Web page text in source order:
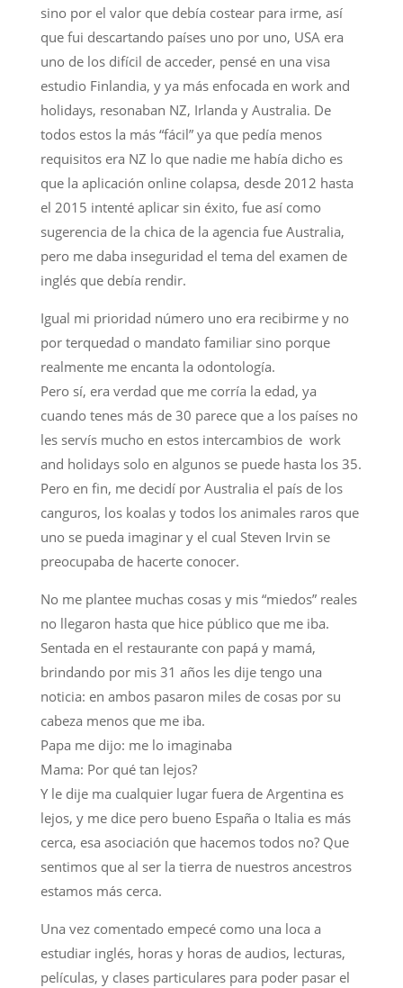
sino por el valor que debía costear para irme, así
que fui descartando países uno por uno, USA era
uno de los difícil de acceder, pensé en una visa
estudio Finlandia, y ya más enfocada en work and
holidays, resonaban NZ, Irlanda y Australia. De
todos estos la más “fácil” ya que pedía menos
requisitos era NZ lo que nadie me había dicho es
que la aplicación online colapsa, desde 2012 hasta
el 2015 intenté aplicar sin éxito, fue así como
sugerencia de la chica de la agencia fue Australia,
pero me daba inseguridad el tema del examen de
inglés que debía rendir.
Igual mi prioridad número uno era recibirme y no
por terquedad o mandato familiar sino porque
realmente me encanta la odontología.
Pero sí, era verdad que me corría la edad, ya
cuando tenes más de 30 parece que a los países no
les servís mucho en estos intercambios de work
and holidays solo en algunos se puede hasta los 35.
Pero en fin, me decidí por Australia el país de los
canguros, los koalas y todos los animales raros que
uno se pueda imaginar y el cual Steven Irvin se
preocupaba de hacerte conocer.
No me plantee muchas cosas y mis “miedos” reales
no llegaron hasta que hice público que me iba.
Sentada en el restaurante con papá y mamá,
brindando por mis 31 años les dije tengo una
noticia: en ambos pasaron miles de cosas por su
cabeza menos que me iba.
Papa me dijo: me lo imaginaba
Mama: Por qué tan lejos?
Y le dije ma cualquier lugar fuera de Argentina es
lejos, y me dice pero bueno España o Italia es más
cerca, esa asociación que hacemos todos no? Que
sentimos que al ser la tierra de nuestros ancestros
estamos más cerca.
Una vez comentado empecé como una loca a
estudiar inglés, horas y horas de audios, lecturas,
películas, y clases particulares para poder pasar el